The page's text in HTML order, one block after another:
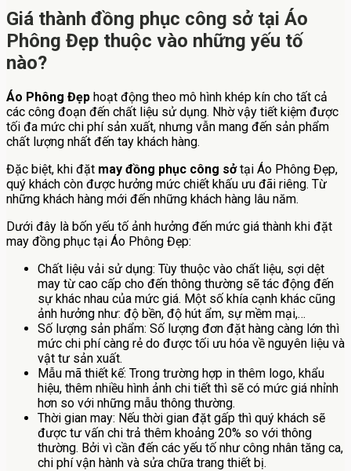
Giá thành đồng phục công sở tại Áo
Phông Đẹp thuộc vào những yếu tố
nào?
Áo Phông Đẹp hoạt động theo mô hình khép kín cho tất cả
các công đoạn đến chất liệu sử dụng. Nhờ vậy tiết kiệm được
tối đa mức chi phí sản xuất, nhưng vẫn mang đến sản phẩm
chất lượng nhất đến tay khách hàng.
Đặc biệt, khi đặt may đồng phục công sởtại Áo Phông Đẹp,
quý khách còn được hưởng mức chiết khấu ưu đãi riêng. Từ
những khách hàng mới đến những khách hàng lâu năm.
Dưới đây là bốn yếu tố ảnh hưởng đến mức giá thành khi đặt
may đồng phục tại Áo Phông Đẹp:
Chất liệu vải sử dụng: Tùy thuộc vào chất liệu, sợi dệt
may từ cao cấp cho đến thông thường sẽ tác động đến
sự khác nhau của mức giá. Một số khía cạnh khác cũng
ảnh hưởng như: độ bền, độ hút ẩm, sự mềm mại,…
Số lượng sản phẩm: Số lượng đơn đặt hàng càng lớn thì
mức chi phí càng rẻ do được tối ưu hóa về nguyên liệu và
vật tư sản xuất.
Mẫu mã thiết kế: Trong trường hợp in thêm logo, khẩu
hiệu, thêm nhiều hình ảnh chi tiết thì sẽ có mức giá nhỉnh
hơn so với những mẫu thông thường.
Thời gian may: Nếu thời gian đặt gấp thì quý khách sẽ
được tư vấn chi trả thêm khoảng 20% so với thông
thường. Bởi vì cần đến các yếu tố như công nhân tăng ca,
chi phí vận hành và sửa chữa trang thiết bị.